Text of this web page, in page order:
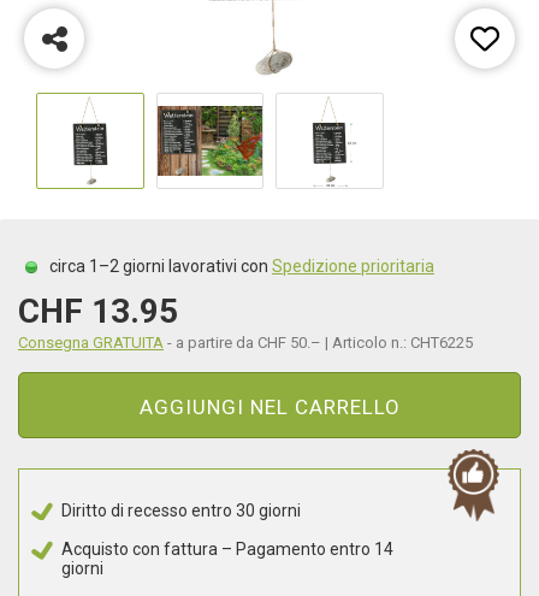
circa 1–2 giorni lavorativi con Spedizione prioritaria
CHF 13.95
Consegna GRATUITA - a partire da CHF 50.– | Articolo n.: CHT6225
AGGIUNGI NEL CARRELLO
Diritto di recesso entro 30 giorni
Acquisto con fattura – Pagamento entro 14
giorni